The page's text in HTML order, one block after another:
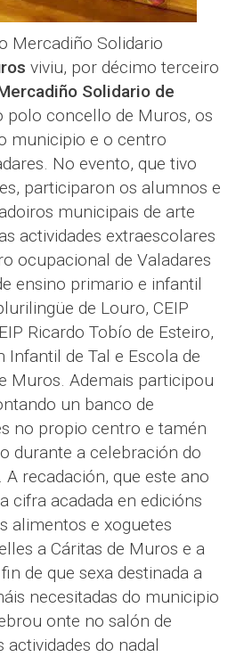
Mercadiño Solidario
viviu, por décimo terceiro
Solidario de
polo concello de Muros, os
municipio e o centro
No evento, que tivo
participaron os alumnos e
municipais de arte
actividades extraescolares
ocupacional de Valadares
ensino primario e infantil
de Louro, CEIP
Ricardo Tobío de Esteiro,
Infantil de Tal e Escola de
Muros. Ademais participou
un banco de
no propio centro e tamén
durante a celebración do
recadación, que este ano
cifra acadada en edicións
alimentos e xoguetes
a Cáritas de Muros e a
de que sexa destinada a
necesitadas do municipio
onte no salón de
do nadal